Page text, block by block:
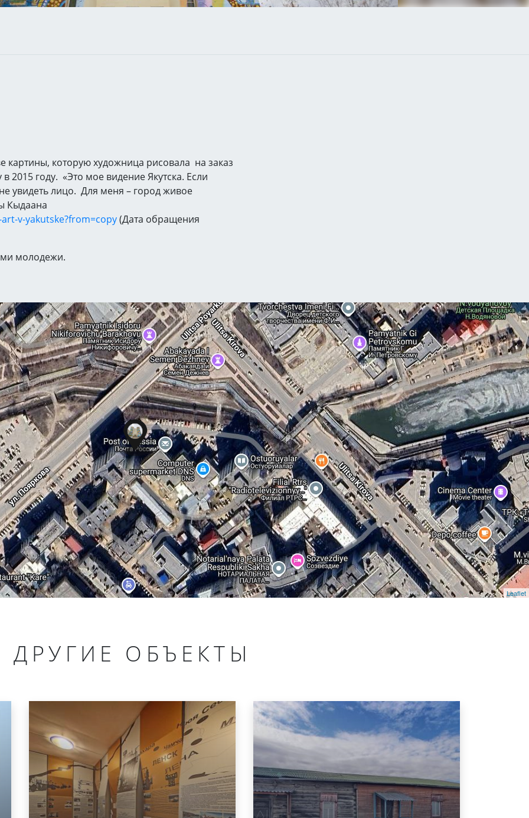
картины, которую художница рисовала на заказ
2015 году. «Это мое видение Якутска. Если
увидеть лицо. Для меня – город живое
Кыдаана
v-yakutske?from=copy(Дата обращения
молодежи.
Leaflet
ДРУГИЕ ОБЪЕКТЫ